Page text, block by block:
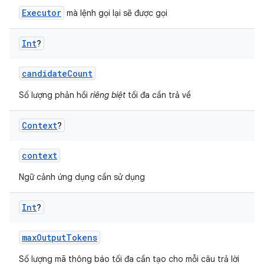
Executor mà lệnh gọi lại sẽ được gọi
Int?
candidateCount
Số lượng phản hồi riêng biệt tối đa cần trả về
Context?
context
Ngữ cảnh ứng dụng cần sử dụng
Int?
maxOutputTokens
Số lượng mã thông báo tối đa cần tạo cho mỗi câu trả lời